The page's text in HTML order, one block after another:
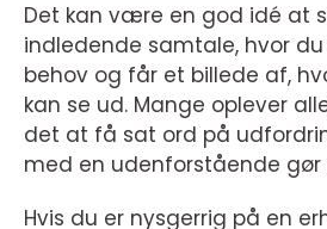
Det kan være en god idé at
indledende samtale, hvor
behov og får et billede af,
kan se ud. Mange oplever
det at få sat ord på
med en udenforstående gør
Hvis du er nysgerrig på en